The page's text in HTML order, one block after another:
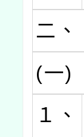
二、
(一)
１、